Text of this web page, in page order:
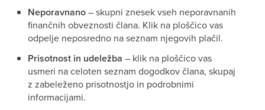
Neporavnano– skupni znesek vseh neporavnanih
finančnih obveznosti člana. Klik na ploščico vas
odpelje neposredno na seznam njegovih plačil.
Prisotnost in udeležba – klik na ploščico vas
usmeri na celoten seznam dogodkov člana, skupaj
z zabeleženo prisotnostjo in podrobnimi
informacijami.